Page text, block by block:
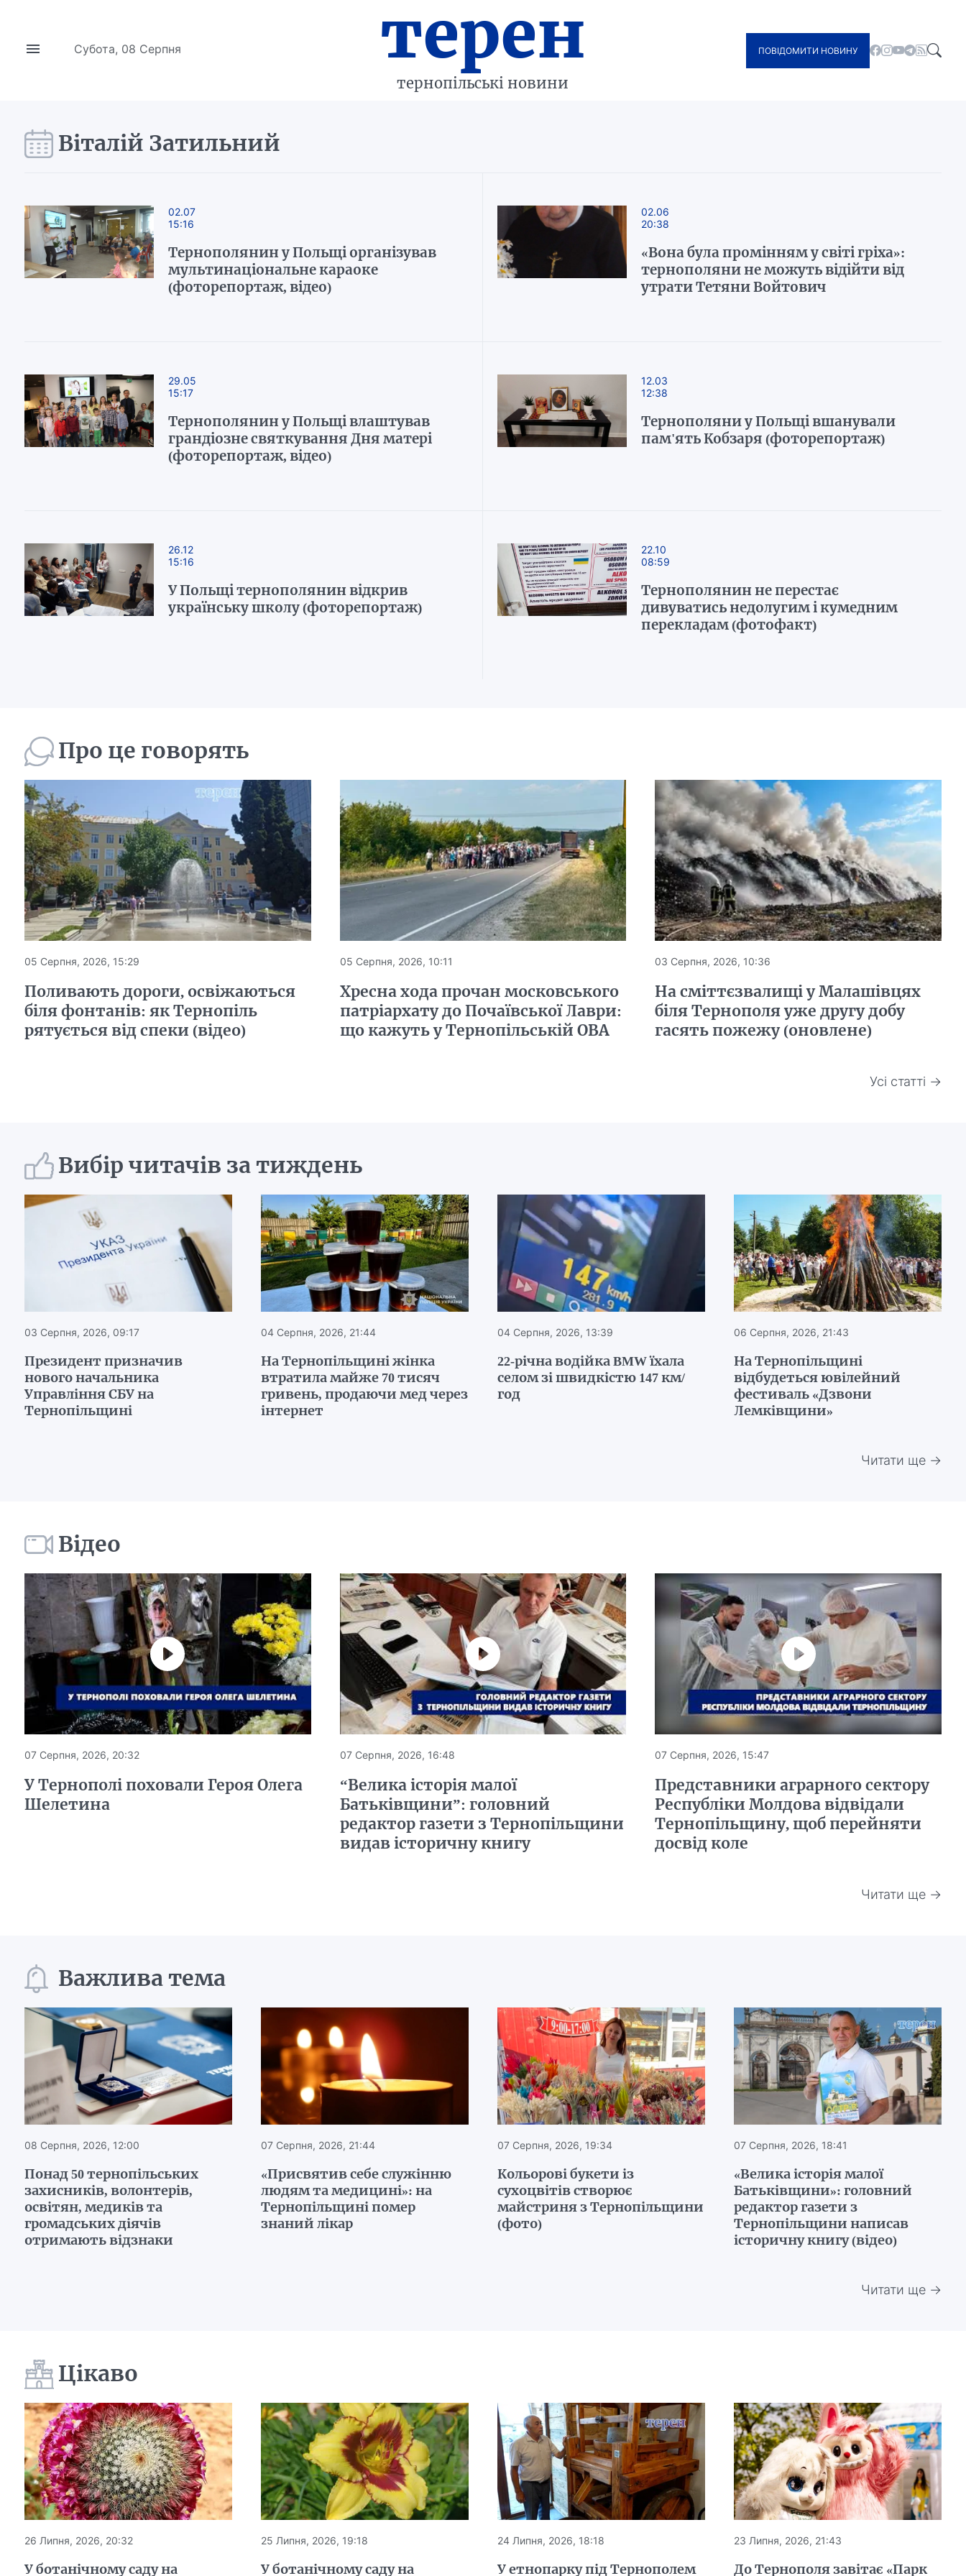
Субота, 08 Серпня терен
тернопільські новини
ПОВІДОМИТИ НОВИНУ
Віталій Затильний
02.07
15:16
Тернополянин у Польщі організував
мультинаціональне караоке
(фоторепортаж, відео)
02.06
20:38
«Вона була промінням у світі гріха»:
тернополяни не можуть відійти від
утрати Тетяни Войтович
29.05
15:17
Тернополянин у Польщі влаштував
грандіозне святкування Дня матері
(фоторепортаж, відео)
12.03
12:38
Тернополяни у Польщі вшанували
пам'ять Кобзаря (фоторепортаж)
26.12
15:16
У Польщі тернополянин відкрив
українську школу (фоторепортаж)
22.10
08:59
Тернополянин не перестає
дивуватись недолугим і кумедним
перекладам (фотофакт)
Про це говорять
05 Серпня, 2026, 15:29
Поливають дороги, освіжаються
біля фонтанів: як Тернопіль
рятується від спеки (відео)
05 Серпня, 2026, 10:11
Хресна хода прочан московського
патріархату до Почаївської Лаври:
що кажуть у Тернопільській ОВА
03 Серпня, 2026, 10:36
На сміттєзвалищі у Малашівцях
біля Тернополя уже другу добу
гасять пожежу (оновлене)
Усі статті →
Вибір читачів за тиждень
03 Серпня, 2026, 09:17
Президент призначив
нового начальника
Управління СБУ на
Тернопільщині
04 Серпня, 2026, 21:44
На Тернопільщині жінка
втратила майже 70 тисяч
гривень, продаючи мед через
інтернет
04 Серпня, 2026, 13:39
22-річна водійка BMW їхала
селом зі швидкістю 147 км/
год
06 Серпня, 2026, 21:43
На Тернопільщині
відбудеться ювілейний
фестиваль «Дзвони
Лемківщини»
Читати ще →
Відео
07 Серпня, 2026, 20:32
У Тернополі поховали Героя Олега
Шелетина
07 Серпня, 2026, 16:48
“Велика історія малої
Батьківщини”: головний
редактор газети з Тернопільщини
видав історичну книгу
07 Серпня, 2026, 15:47
Представники аграрного сектору
Республіки Молдова відвідали
Тернопільщину, щоб перейняти
досвід коле
Читати ще →
Важлива тема
08 Серпня, 2026, 12:00
Понад 50 тернопільських
захисників, волонтерів,
освітян, медиків та
громадських діячів
отримають відзнаки
07 Серпня, 2026, 21:44
«Присвятив себе служінню
людям та медицині»: на
Тернопільщині помер
знаний лікар
07 Серпня, 2026, 19:34
Кольорові букети із
сухоцвітів створює
майстриня з Тернопільщини
(фото)
07 Серпня, 2026, 18:41
«Велика історія малої
Батьківщини»: головний
редактор газети з
Тернопільщини написав
історичну книгу (відео)
Читати ще →
Цікаво
26 Липня, 2026, 20:32
У ботанічному саду на
25 Липня, 2026, 19:18
У ботанічному саду на
24 Липня, 2026, 18:18
У етнопарку під Тернополем
23 Липня, 2026, 21:43
До Тернополя завітає «Парк